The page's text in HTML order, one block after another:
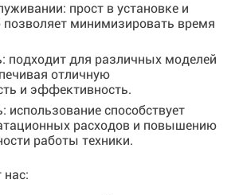
прост в установке и
позволяет минимизировать время
подходит для различных моделей
отличную
и эффективность.
использование способствует
расходов и повышению
работы техники.